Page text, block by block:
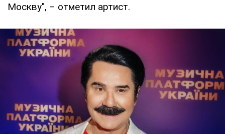
Москву", – отметил артист.